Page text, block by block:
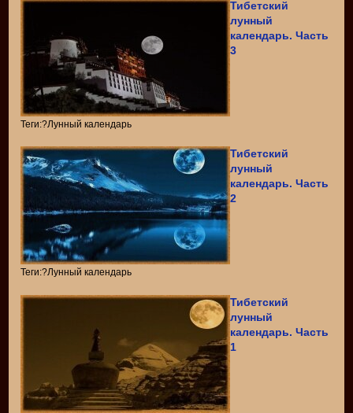
Тибетский
лунный
календарь. Часть
3
Теги:?Лунный календарь
Тибетский
лунный
календарь. Часть
2
Теги:?Лунный календарь
Тибетский
лунный
календарь. Часть
1